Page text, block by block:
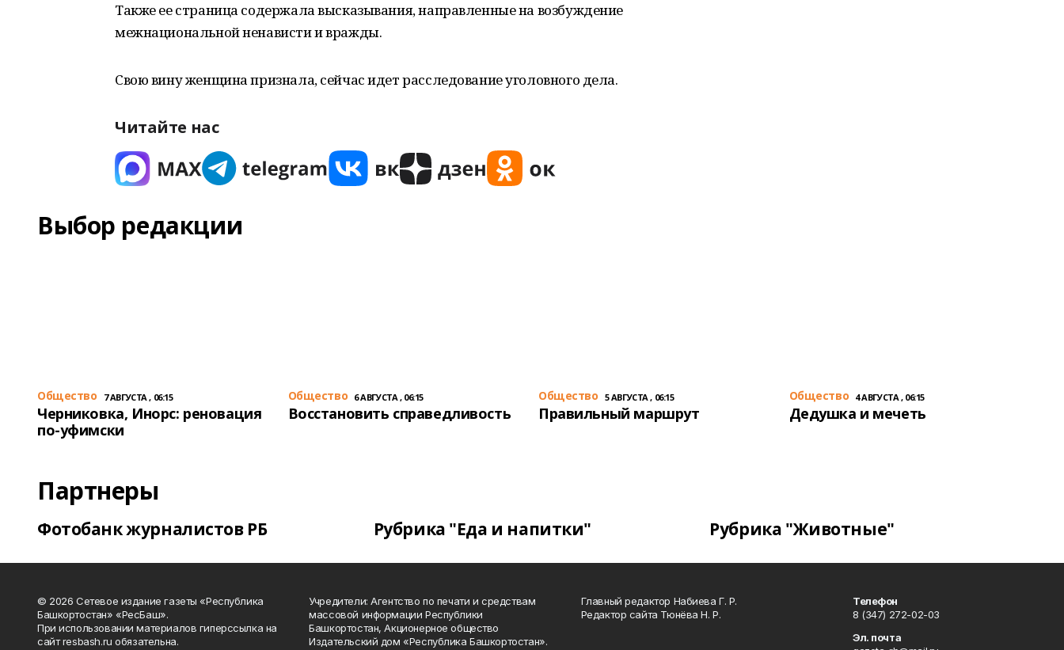
Также ее страница содержала высказывания, направленные на возбуждение
межнациональной ненависти и вражды.
Свою вину женщина признала, сейчас идет расследование уголовного дела.
Читайте нас
Выбор редакции
Общество 7 АВГУСТА , 06:15
Черниковка, Инорс: реновация
по-уфимски
Общество 6 АВГУСТА , 06:15
Восстановить справедливость
Общество 5 АВГУСТА , 06:15
Правильный маршрут
Общество 4 АВГУСТА , 06:15
Дедушка и мечеть
Партнеры
Фотобанк журналистов РБ Рубрика "Еда и напитки" Рубрика "Животные"
© 2026 Сетевое издание газеты «Республика
Башкортостан» «РесБаш».
При использовании материалов гиперссылка на
сайт resbash.ru обязательна.
Учредители: Агентство по печати и средствам
массовой информации Республики
Башкортостан, Акционерное общество
Издательский дом «Республика Башкортостан».
Главный редактор Набиева Г. Р.
Редактор сайта Тюнёва Н. Р.
Телефон
8 (347) 272-02-03
Эл. почта